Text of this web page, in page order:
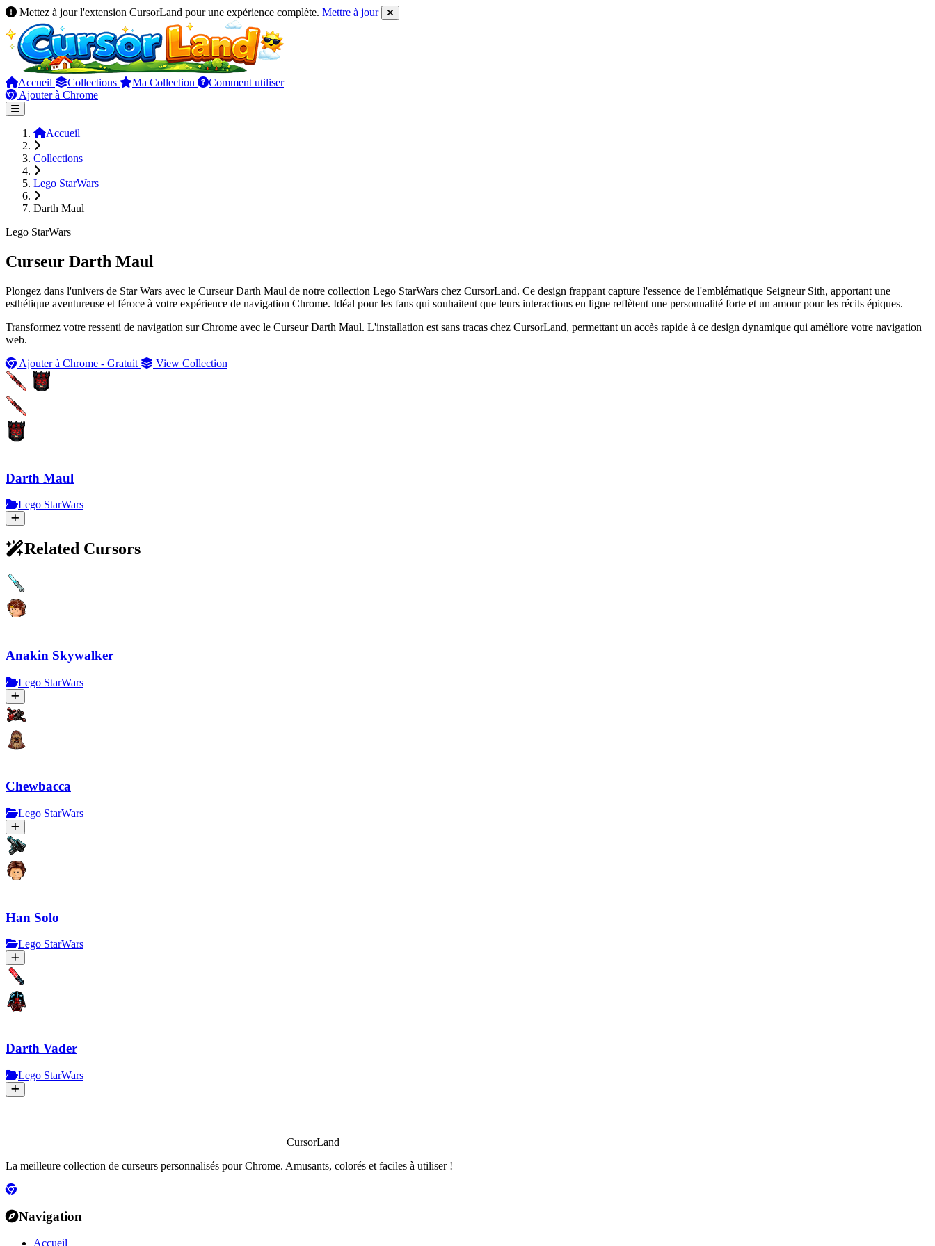
Mettez à jour l'extension CursorLand pour une expérience complète. Mettre à jour
Accueil Collections Ma Collection
Comment utiliser
Ajouter à Chrome
Accueil
Collections
Lego StarWars
Darth Maul
Lego StarWars
Curseur Darth Maul
Plongez dans l'univers de Star Wars avec le Curseur Darth Maul de notre collection Lego StarWars chez CursorLand. Ce design frappant capture l'essence de l'emblématique Seigneur Sith, apportant une
esthétique aventureuse et féroce à votre expérience de navigation Chrome. Idéal pour les fans qui souhaitent que leurs interactions en ligne reflètent une personnalité forte et un amour pour les récits épiques.
Transformez votre ressenti de navigation sur Chrome avec le Curseur Darth Maul. L'installation est sans tracas chez CursorLand, permettant un accès rapide à ce design dynamique qui améliore votre navigation
web.
Ajouter à Chrome - Gratuit
View Collection
Darth Maul
Lego StarWars
Related Cursors
Anakin Skywalker
Lego StarWars
Chewbacca
Lego StarWars
Han Solo
Lego StarWars
Darth Vader
Lego StarWars
CursorLand
La meilleure collection de curseurs personnalisés pour Chrome. Amusants, colorés et faciles à utiliser !
Navigation
Accueil